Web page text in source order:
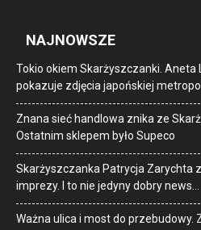
NAJNOWSZE
Tokio okiem Skarżyszczanki. Aneta
pokazuje zdjęcia japońskiej
Znana sieć handlowa znika ze
Ostatnim sklepem było Supeco
Skarżyszczanka Patrycja Zarychta
imprezy. I to nie jedyny dobry news…
Ważna ulica i most do przebudowy.